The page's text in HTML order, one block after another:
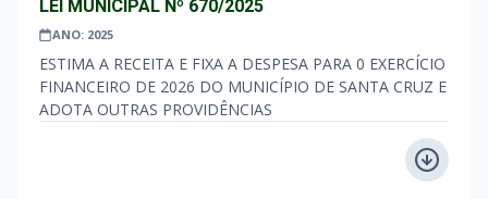
LEI MUNICIPAL Nº 670/2025
ANO: 2025
ESTIMA A RECEITA E FIXA A DESPESA PARA 0 EXERCÍCIO
FINANCEIRO DE 2026 DO MUNICÍPIO DE SANTA CRUZ E
ADOTA OUTRAS PROVIDÊNCIAS